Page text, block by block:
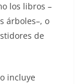
los libros –
árboles–, o
de
incluye